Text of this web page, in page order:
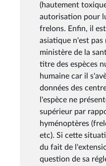
(hautement
autorisation pour
frelons. Enfin, il
asiatique n'est pas
ministère de la
titre des espèces
humaine car il
données des
l'espèce ne
supérieur par
hyménoptères
etc). Si cette
du fait de
question de sa